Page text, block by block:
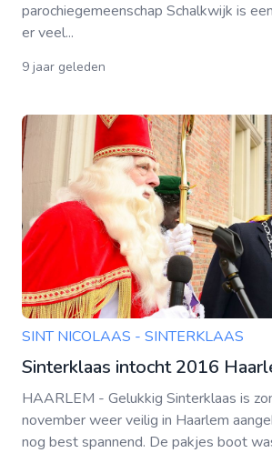
parochiegemeenschap Schalkwijk is
er veel...
9 jaar geleden
SINT NICOLAAS - SINTERKLAAS
Sinterklaas intocht 2016
HAARLEM - Gelukkig Sinterklaas is
november weer veilig in Haarlem
nog best spannend. De pakjes boot